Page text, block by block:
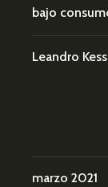
bajo
Leandro
marzo 2021